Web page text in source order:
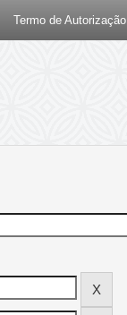
Termo de Autorização